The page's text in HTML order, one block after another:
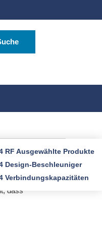
RF Ausgewählte Produkte
Design-Beschleuniger
Verbindungskapazitäten
dass